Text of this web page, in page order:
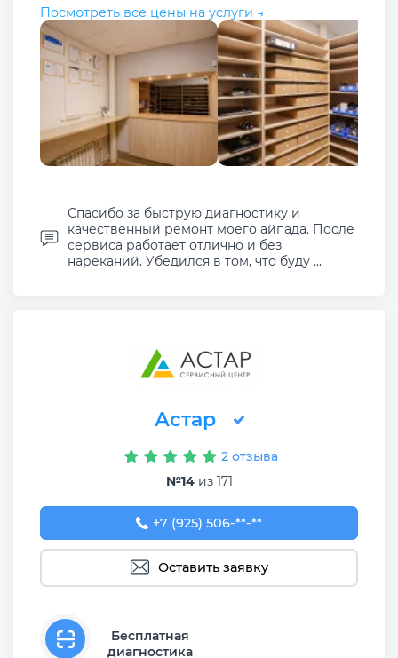
Посмотреть все цены на услуги →
Спасибо за быструю диагностику и
качественный ремонт моего айпада. После
сервиса работает отлично и без
нареканий. Убедился в том, что буду ...
Астар
2 отзыва
№14из 171
+7 (925) 506-33-36
+7 (925) 506-**-**
Оставить заявку
Бесплатная
диагностика